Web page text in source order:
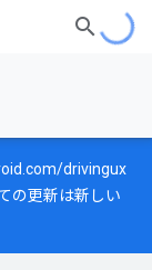
drivingux
の更新は新しい